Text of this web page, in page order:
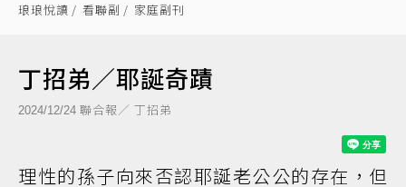
琅琅悅讀 看聯副 家庭副刊
丁招弟／耶誕奇蹟
2024/12/24 聯合報／ 丁招弟
理性的孫子向來否認耶誕老公公的存在，但